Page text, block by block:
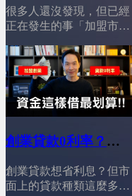
會，但你必須選對路！
打破迷思！加盟的不可取
代性&nbsp;02:54穩定獲利
首選！大品牌加盟的鐵飯
碗&nbsp;04:30中小品牌加
盟的生存戰略，如何以小
博大&nbsp;05:52仔細評
&nbsp;08:34最終提醒與行
加盟訂閱我的Youtube頻
│YES加盟│加盟幫幫
很多人還沒發現，但已經
正在發生的事「加盟市場
金變貴、風險變高，但加
盟門檻卻反而下降；年輕
加盟主變多，卻不再衝
動，更理性、更會算；市
場看似飽和，其實正在進
戰」。加盟主不再只追人
牌的實際營運能力；總部
也不只是賣加盟，而必須
創業貸款0利率？加
│YES加盟│加盟幫幫
創業貸款想省利息？但市
面上的貸款種類這麼多，